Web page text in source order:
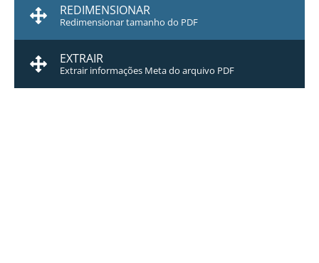
REDIMENSIONAR
Redimensionar tamanho do PDF
EXTRAIR
Extrair informações Meta do arquivo PDF